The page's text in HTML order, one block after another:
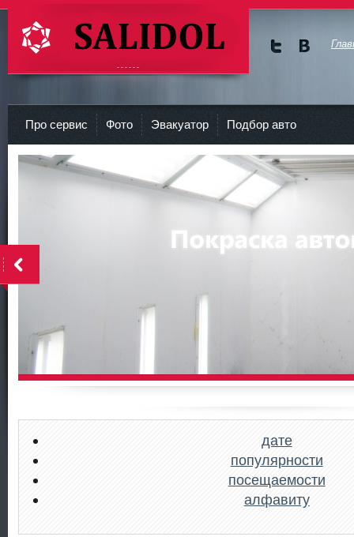
СТО Салидол | salidol в СПб и ЛО
Про сервис Фото Эвакуатор Подбор авто
дате
популярности
посещаемости
алфавиту